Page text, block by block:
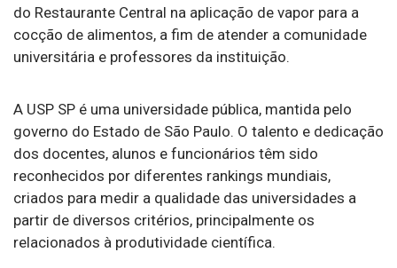
do Restaurante Central na aplicação de vapor para a
cocção de alimentos, a fim de atender a comunidade
universitária e professores da instituição.
A USP SP é uma universidade pública, mantida pelo
governo do Estado de São Paulo. O talento e dedicação
dos docentes, alunos e funcionários têm sido
reconhecidos por diferentes rankings mundiais,
criados para medir a qualidade das universidades a
partir de diversos critérios, principalmente os
relacionados à produtividade científica.